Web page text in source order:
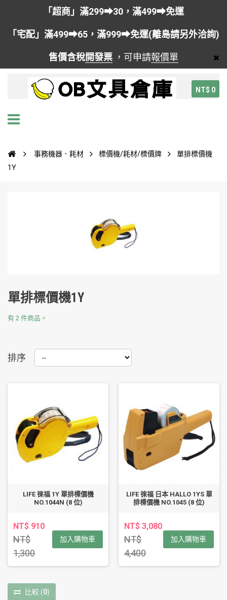
「超商」滿299➡30，滿499➡免運
「宅配」滿499➡65，滿999➡免運(離島請另外洽詢)
售價含稅開發票 ，可申請報價單
NT$ 0
事務機器．耗材 標價機/耗材/標價牌
單排標價機
1Y
單排標價機1Y
有 2 件商品。
排序
LIFE 徠福 1Y 單排標價機
NO.1044N (8 位)
NT$ 910
NT$
1,300
加入購物車
LIFE 徠福 日本 HALLO 1YS 單
排標價機 NO.1045 (8 位)
NT$ 3,080
NT$
4,400
加入購物車
比較 (0)